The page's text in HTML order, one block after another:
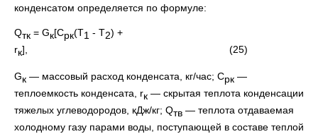
конденсатом определяется по формуле:
Qтк = Gк[Срк(Т1 - Т2) +
rк], (25)
Gк — массовый расход конденсата, кг/час; Cрк —
теплоемкость конденсата, rк — скрытая теплота конденсации
тяжелых углеводородов, кДж/кг; Qтв — теплота отдаваемая
холодному газу парами воды, поступающей в составе теплой